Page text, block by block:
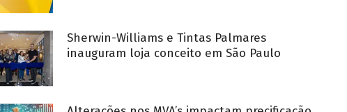
Sherwin-Williams e Tintas Palmares
inauguram loja conceito em São Paulo